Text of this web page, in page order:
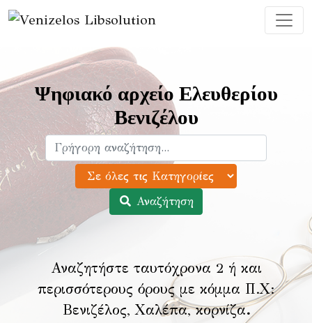
Ψηφιακό αρχείο Ελευθερίου
Βενιζέλου
Αναζήτηση
Αναζητήστε ταυτόχρονα 2 ή και
περισσότερους όρους με κόμμα Π.Χ:
Βενιζέλος, Χαλέπα, κορνίζα.